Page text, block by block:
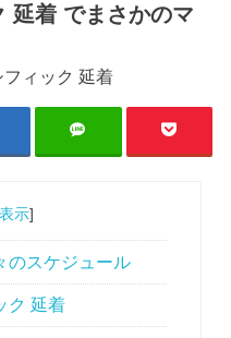
延着 でまさかのマ
示]
のスケジュール
ク 延着